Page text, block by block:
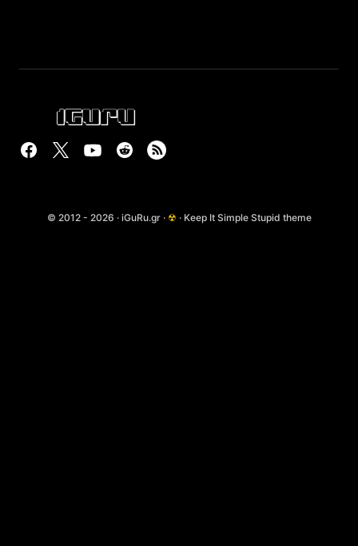
© 2012 - 2026 · iGuRu.gr · ☢ · Keep It Simple Stupid theme